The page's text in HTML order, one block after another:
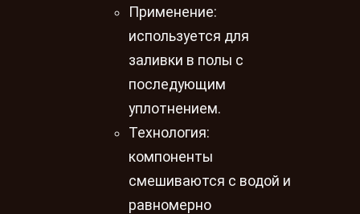
Применение:
используется для
заливки в полы с
последующим
уплотнением.
Технология:
компоненты
смешиваются с водой и
равномерно